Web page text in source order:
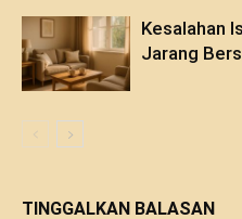
Kesalahan
Jarang
TINGGALKAN BALASAN